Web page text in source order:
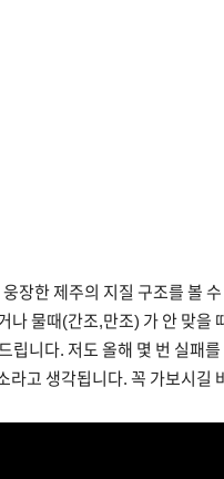
장한 제주의 지질 구조를 볼
나 물때(간조,만조) 가 안 맞을
립니다. 저도 올해 몇 번 실패
라고 생각됩니다. 꼭 가보시길